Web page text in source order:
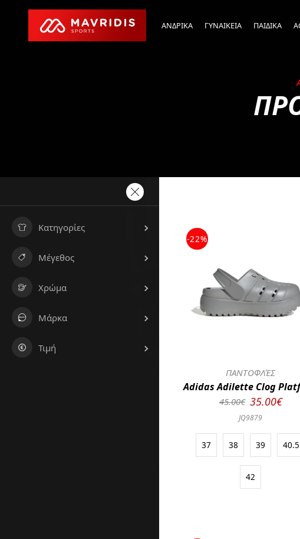
ΑΝΔΡΙΚΑ ΓΥΝΑΙΚΕΙΑ ΠΑΙΔΙΚΑ
Κατηγορίες
Μέγεθος
Χρώμα
Μάρκα
Τιμή
-22%
ΠΑΝΤΟΦΛΈΣ
Adidas Adilette Clog
45.00€ 35.00€
JQ9879
37 38 39 40.5
42